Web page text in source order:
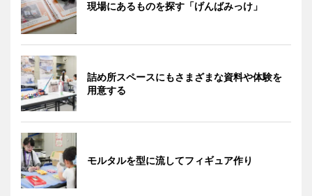
現場にあるものを探す「げんばみっけ」
詰め所スペースにもさまざまな資料や体験を
用意する
モルタルを型に流してフィギュア作り